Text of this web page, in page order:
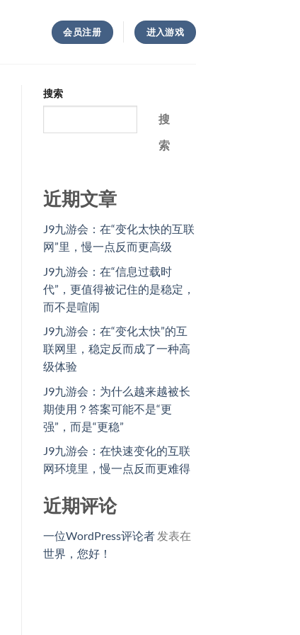
会员注册 进入游戏
搜索
搜
索
近期文章
J9九游会：在“变化太快的互联
网”里，慢一点反而更高级
J9九游会：在“信息过载时
代”，更值得被记住的是稳定，
而不是喧闹
J9九游会：在“变化太快”的互
联网里，稳定反而成了一种高
级体验
J9九游会：为什么越来越被长
期使用？答案可能不是“更
强”，而是“更稳”
J9九游会：在快速变化的互联
网环境里，慢一点反而更难得
近期评论
一位WordPress评论者发表在
世界，您好！